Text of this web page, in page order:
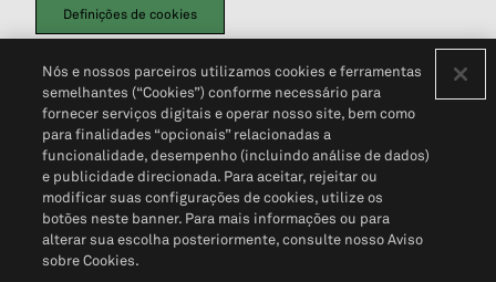
Definições de cookies
Política de PrivacidadePortal de privacidade do cliente (em inglês)
Não Venda Minhas Informações Pessoais© 2026 S&P Global
Nós e nossos parceiros utilizamos cookies e ferramentas
semelhantes (“Cookies”) conforme necessário para
fornecer serviços digitais e operar nosso site, bem como
para finalidades “opcionais” relacionadas a
funcionalidade, desempenho (incluindo análise de dados)
e publicidade direcionada. Para aceitar, rejeitar ou
modificar suas configurações de cookies, utilize os
botões neste banner. Para mais informações ou para
alterar sua escolha posteriormente, consulte nosso Aviso
sobre Cookies.